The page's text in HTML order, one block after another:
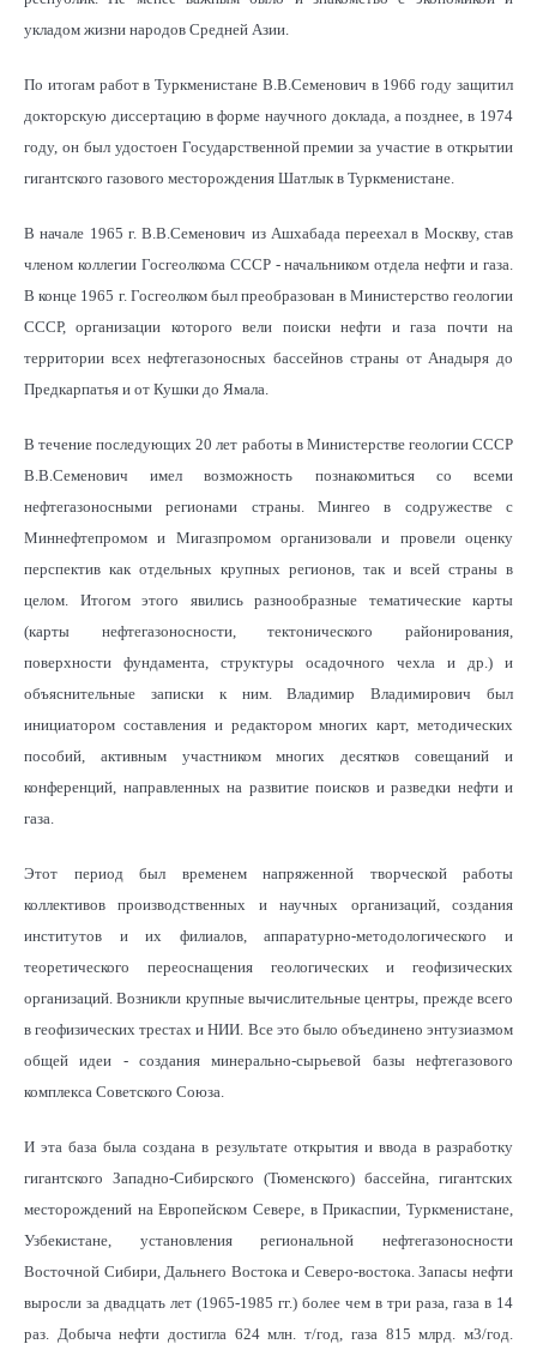
укладом жизни народов Средней Азии.
По итогам работ в Туркменистане В.В.Семенович в 1966 году защитил
докторскую диссертацию в форме научного доклада, а позднее, в 1974
году, он был удостоен Государственной премии за участие в открытии
гигантского газового месторождения Шатлык в Туркменистане.
В начале 1965 г. В.В.Семенович из Ашхабада переехал в Москву, став
членом коллегии Госгеолкома СССР - начальником отдела нефти и газа.
В конце 1965 г. Госгеолком был преобразован в Министерство геологии
СССР, организации которого вели поиски нефти и газа почти на
территории всех нефтегазоносных бассейнов страны от Анадыря до
Предкарпатья и от Кушки до Ямала.
В течение последующих 20 лет работы в Министерстве геологии СССР
В.В.Семенович имел возможность познакомиться со всеми
нефтегазоносными регионами страны. Мингео в содружестве с
Миннефтепромом и Мигазпромом организовали и провели оценку
перспектив как отдельных крупных регионов, так и всей страны в
целом. Итогом этого явились разнообразные тематические карты
(карты нефтегазоносности, тектонического районирования,
поверхности фундамента, структуры осадочного чехла и др.) и
объяснительные записки к ним. Владимир Владимирович был
инициатором составления и редактором многих карт, методических
пособий, активным участником многих десятков совещаний и
конференций, направленных на развитие поисков и разведки нефти и
газа.
Этот период был временем напряженной творческой работы
коллективов производственных и научных организаций, создания
институтов и их филиалов, аппаратурно-методологического и
теоретического переоснащения геологических и геофизических
организаций. Возникли крупные вычислительные центры, прежде всего
в геофизических трестах и НИИ. Все это было объединено энтузиазмом
общей идеи - создания минерально-сырьевой базы нефтегазового
комплекса Советского Союза.
И эта база была создана в результате открытия и ввода в разработку
гигантского Западно-Сибирского (Тюменского) бассейна, гигантских
месторождений на Европейском Севере, в Прикаспии, Туркменистане,
Узбекистане, установления региональной нефтегазоносности
Восточной Сибири, Дальнего Востока и Северо-востока. Запасы нефти
выросли за двадцать лет (1965-1985 гг.) более чем в три раза, газа в 14
раз. Добыча нефти достигла 624 млн. т/год, газа 815 млрд. м3/год.